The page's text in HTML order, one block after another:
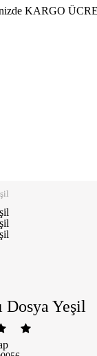
KARGO
Dosya Yeşil